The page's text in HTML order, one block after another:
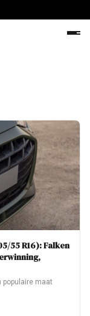
55 R16): Falken
populaire maat